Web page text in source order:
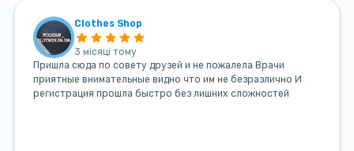
Clothes Shop
3 місяці тому
Пришла сюда по совету друзей и не пожалела Врачи
приятные внимательные видно что им не безразлично И
регистрация прошла быстро без лишних сложностей